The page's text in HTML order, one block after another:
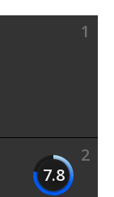
1
2
7.8